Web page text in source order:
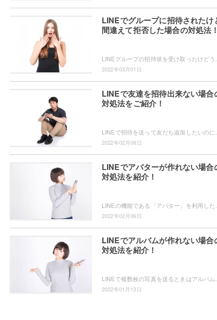
LINEでグループに招待されたけ
間違えて拒否した場合の対処法
2022年03月01日
LINEで友達を招待出来ない場合
対処法をご紹介！
2022年02月08日
LINEでアバターが作れない場合
対処法を紹介！
2022年02月06日
LINEでアルバムが作れない場合
対処法を紹介！
2022年01月13日